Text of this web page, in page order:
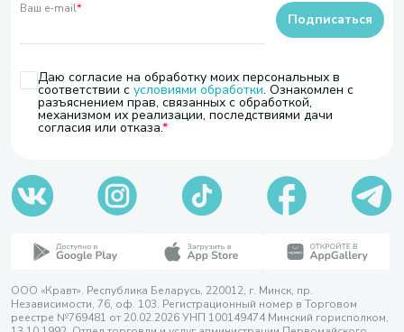
Ваш e-mail*
Даю согласие на обработку моих персональных в
соответствии с условиями обработки. Ознакомлен с
разъяснением прав, связанных с обработкой,
механизмом их реализации, последствиями дачи
согласия или отказа.
Подписаться
ООО «Кравт». Республика Беларусь, 220012, г. Минск, пр.
Независимости, 76, оф. 103. Регистрационный номер в Торговом
реестре №769481 от 20.02.2026 УНП 100149474 Минский горисполком,